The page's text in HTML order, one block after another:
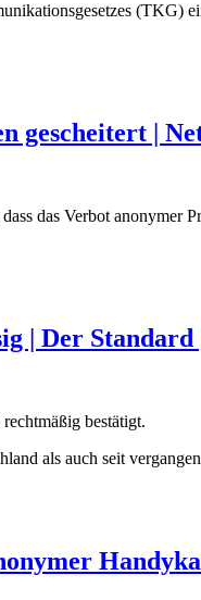
(TKG)
gescheitert |
das Verbot
| Der
bestätigt.
als auch seit